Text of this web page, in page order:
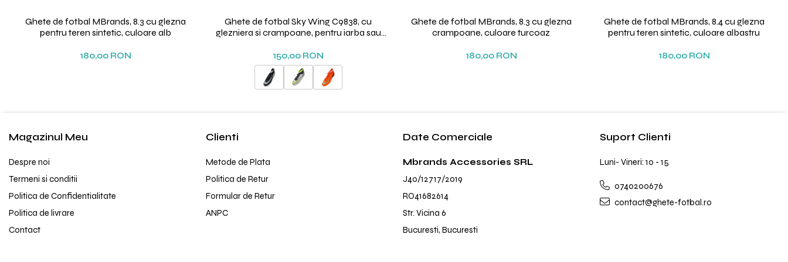
Ghete de fotbal MBrands, 8.3 cu glezna
pentru teren sintetic, culoare alb
180,00 RON
Ghete de fotbal Sky Wing C9838, cu
glezniera si crampoane, pentru iarba sau
150,00 RON
Ghete de fotbal MBrands, 8.3 cu glezna
crampoane, culoare turcoaz
180,00 RON
Ghete de fotbal MBrands, 8.4 cu glezna
pentru teren sintetic, culoare albastru
180,00 RON
Magazinul Meu
Despre noi
Termeni si conditii
Politica de Confidentialitate
Politica de livrare
Contact
Clienti
Metode de Plata
Politica de Retur
Formular de Retur
ANPC
Date Comerciale
Mbrands Accessories SRL
J40/12717/2019
RO41682614
Str. Vicina 6
Bucuresti, Bucuresti
Suport Clienti
Luni- Vineri: 10 - 15
0740200676
contact@ghete-fotbal.ro